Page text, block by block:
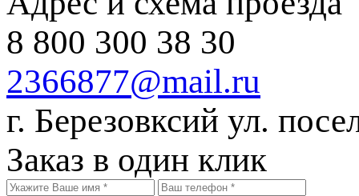
8 800 300 38 30
2366877@mail.ru
г. Березовксий ул.
Заказ в один клик